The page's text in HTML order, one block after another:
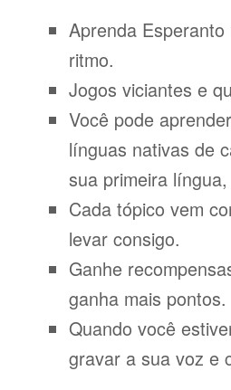
Aprenda
ritmo.
Jogos viciantes e
Você pode
línguas nativas de
sua primeira
Cada tópico vem
levar consigo.
Ganhe
ganha mais pontos.
Quando você
gravar a sua voz e